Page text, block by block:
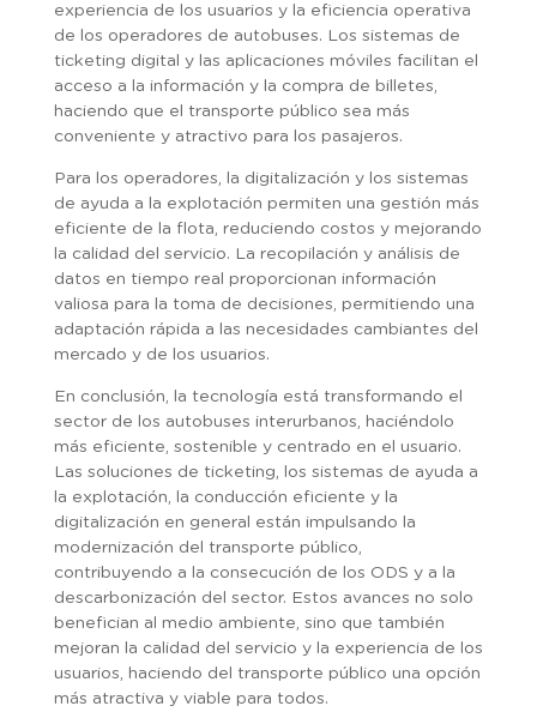
experiencia de los usuarios y la eficiencia operativa
de los operadores de autobuses. Los sistemas de
ticketing digital y las aplicaciones móviles facilitan el
acceso a la información y la compra de billetes,
haciendo que el transporte público sea más
conveniente y atractivo para los pasajeros.
Para los operadores, la digitalización y los sistemas
de ayuda a la explotación permiten una gestión más
eficiente de la flota, reduciendo costos y mejorando
la calidad del servicio. La recopilación y análisis de
datos en tiempo real proporcionan información
valiosa para la toma de decisiones, permitiendo una
adaptación rápida a las necesidades cambiantes del
mercado y de los usuarios.
En conclusión, la tecnología está transformando el
sector de los autobuses interurbanos, haciéndolo
más eficiente, sostenible y centrado en el usuario.
Las soluciones de ticketing, los sistemas de ayuda a
la explotación, la conducción eficiente y la
digitalización en general están impulsando la
modernización del transporte público,
contribuyendo a la consecución de los ODS y a la
descarbonización del sector. Estos avances no solo
benefician al medio ambiente, sino que también
mejoran la calidad del servicio y la experiencia de los
usuarios, haciendo del transporte público una opción
más atractiva y viable para todos.